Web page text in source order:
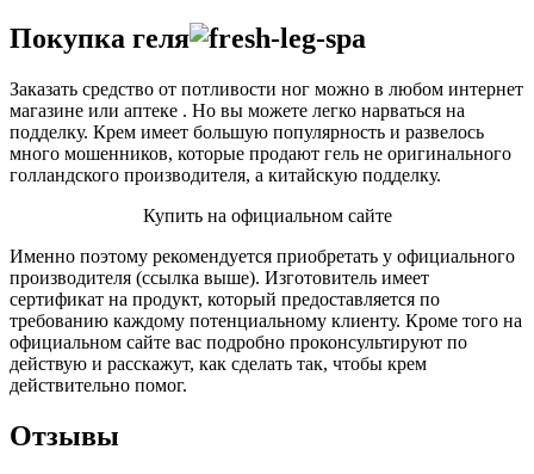
Покупка геля
Заказать средство от потливости ног можно в любом интернет
магазине или аптеке . Но вы можете легко нарваться на
подделку. Крем имеет большую популярность и развелось
много мошенников, которые продают гель не оригинального
голландского производителя, а китайскую подделку.
Купить на официальном сайте
Именно поэтому рекомендуется приобретать у официального
производителя (ссылка выше). Изготовитель имеет
сертификат на продукт, который предоставляется по
требованию каждому потенциальному клиенту. Кроме того на
официальном сайте вас подробно проконсультируют по
действую и расскажут, как сделать так, чтобы крем
действительно помог.
Отзывы